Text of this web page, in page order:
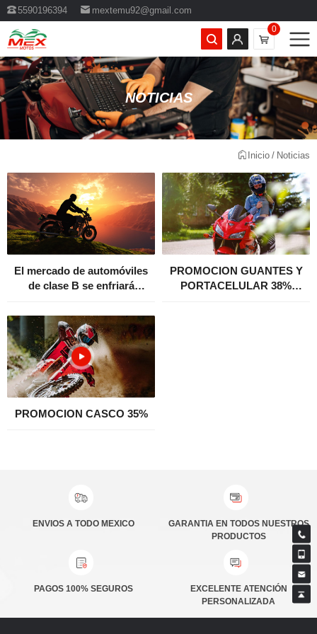
5590196394
mextemu92@gmail.com
0
NOTICIAS
Inicio Noticias
PROMOCION CASCO 35%
ENVIOS A TODO MEXICO
PRODUCTOS
PAGOS 100% SEGUROS
PERSONALIZADA